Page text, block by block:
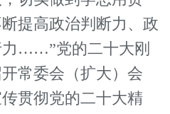
提高政治判断力、政
力……”党的二十大刚
常委会（扩大）会
贯彻党的二十大精